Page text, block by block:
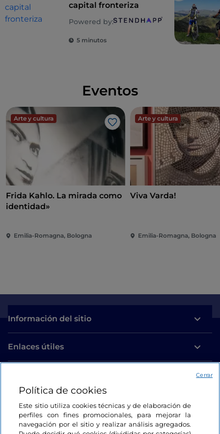
capital fronteriza
Powered by:
5 minutos
Eventos
Arte y cultura
Me gusta
Frida Kahlo. La mirada como
identidad»
Emilia-Romagna, Bologna
Arte y cultura
Viva Varda!
Emilia-Romagna, Bologna
Información del sitio
Enlaces útiles
Estamos en contacto
Política de cookies
Este sitio utiliza cookies técnicas y de elaboración de
perfiles con fines promocionales, para mejorar la
navegación por el sitio y realizar análisis agregados.
Cerrar